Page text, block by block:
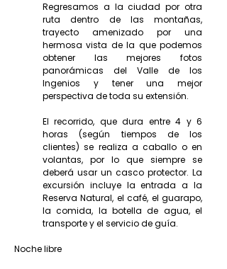
Regresamos a la ciudad por otra
ruta dentro de las montañas,
trayecto amenizado por una
hermosa vista de la que podemos
obtener las mejores fotos
panorámicas del Valle de los
Ingenios y tener una mejor
perspectiva de toda su extensión.
El recorrido, que dura entre 4 y 6
horas (según tiempos de los
clientes) se realiza a caballo o en
volantas, por lo que siempre se
deberá usar un casco protector. La
excursión incluye la entrada a la
Reserva Natural, el café, el guarapo,
la comida, la botella de agua, el
transporte y el servicio de guía.
Noche libre